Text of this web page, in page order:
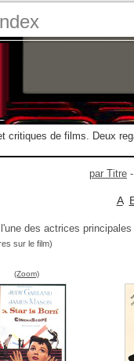
critiques de films. Deux
par Titre -
A
des actrices principales
sur le film)
(Zoom)